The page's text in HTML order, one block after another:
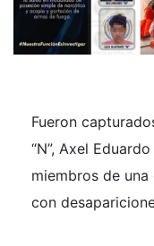
Fueron captu
“N”, Axel
miembros de
con